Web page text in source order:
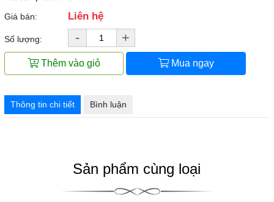
Giá bán:
Liên hệ
Số lượng: - +
Thêm vào giỏ Mua ngay
Thông tin chi tiết Bình luận
Sản phẩm cùng loại